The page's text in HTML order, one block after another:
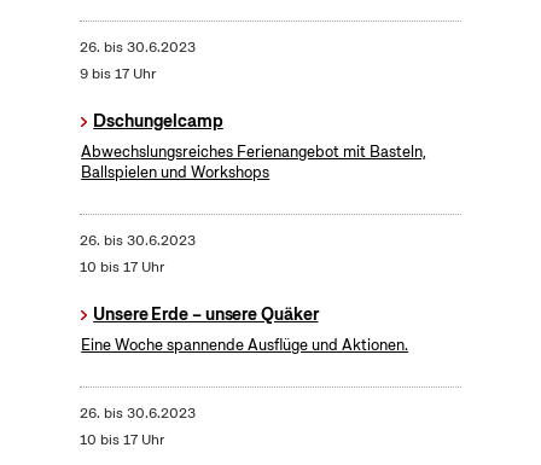
26. bis30.6.2023
9 bis 17 Uhr
Dschungelcamp
Abwechslungsreiches Ferienangebot mit Basteln,
Ballspielen und Workshops
26. bis30.6.2023
10 bis 17 Uhr
Unsere Erde – unsere Quäker
Eine Woche spannende Ausflüge und Aktionen.
26. bis30.6.2023
10 bis 17 Uhr